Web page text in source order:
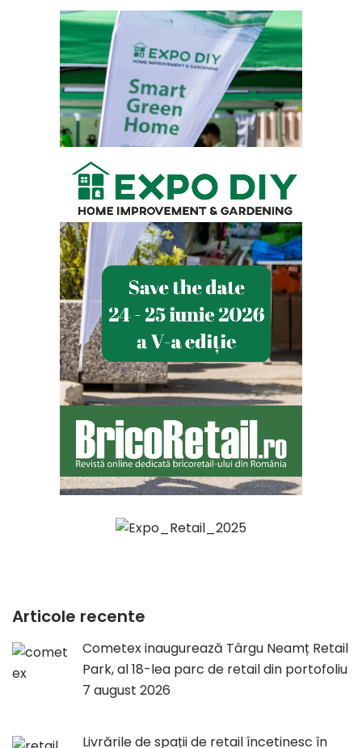
Articole recente
Cometex inaugurează Târgu Neamț Retail
Park, al 18-lea parc de retail din portofoliu
7 august 2026
Livrările de spații de retail încetinesc în